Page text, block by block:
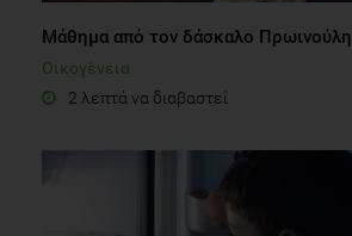
Μάθημα από τον δάσκαλο Πρωινούλη
Οικογένεια
2 λεπτά να διαβαστεί